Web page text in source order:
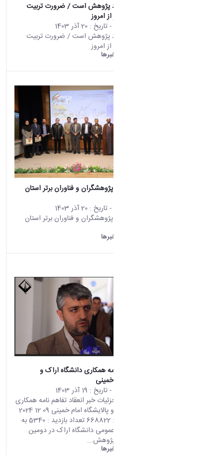
زیر بنای اقتصاد پژوهش است / ضرورت تربیت
نسل پژوهشگر از امروز
- تاریخ : 20 آذر 1403
زیر بنای اقتصاد پژوهش است / ضرورت تربیت
نسل پژوهشگر از امروز
خبرها
آیین تجلیل از پژوهشگران و فناوران برتر استان
- تاریخ : 20 آذر 1403
آیین تجلیل از پژوهشگران و فناوران برتر استان
خبرها
انعقاد تفاهم نامه همکاری دانشگاه اراک و
پالایشگاه امام خمینی
- تاریخ : 19 آذر 1403
صفحه اصلی جزئیات خبر انعقاد تفاهم نامه همکاری
دانشگاه اراک و پالایشگاه امام خمینی 09 12 2024
01:58 کد خبر : 668822 تعداد بازدید : 5340 به
گزارش روابط عمومی دانشگاه اراک در دومین
رویداد سالانه پژوهش...
خبرها